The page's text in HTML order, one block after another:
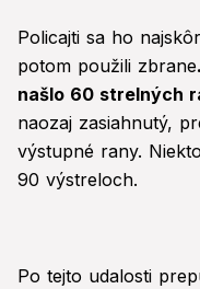
Policajti sa ho
potom použili zbrane
našlo 60 strelných
naozaj zasiahnutý,
výstupné rany.
90 výstreloch.
Po tejto udalosti